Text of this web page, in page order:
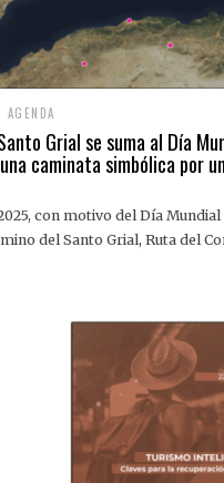
AGENDA
Grial se suma al Día
caminata simbólica por
con motivo del Día
del Santo Grial, Ruta del